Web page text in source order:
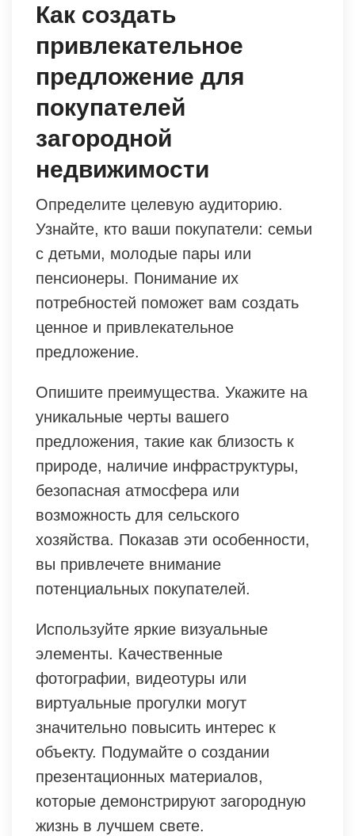
Как создать
привлекательное
предложение для
покупателей
загородной
недвижимости
Определите целевую аудиторию.
Узнайте, кто ваши покупатели: семьи
с детьми, молодые пары или
пенсионеры. Понимание их
потребностей поможет вам создать
ценное и привлекательное
предложение.
Опишите преимущества. Укажите на
уникальные черты вашего
предложения, такие как близость к
природе, наличие инфраструктуры,
безопасная атмосфера или
возможность для сельского
хозяйства. Показав эти особенности,
вы привлечете внимание
потенциальных покупателей.
Используйте яркие визуальные
элементы. Качественные
фотографии, видеотуры или
виртуальные прогулки могут
значительно повысить интерес к
объекту. Подумайте о создании
презентационных материалов,
которые демонстрируют загородную
жизнь в лучшем свете.